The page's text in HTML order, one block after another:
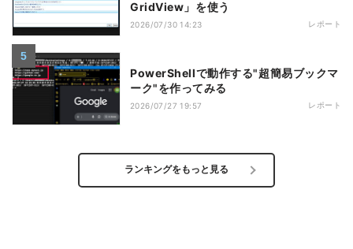
GridView」を使う
2026/07/30 14:23 レポート
PowerShellで動作する"超簡易ブックマ
ーク"を作ってみる
2026/07/27 19:57 レポート
ランキングをもっと見る